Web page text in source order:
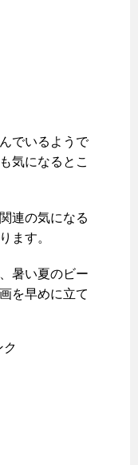
でいるようで
気になるとこ
連の気になる
ます。
暑い夏のビー
を早めに立て
ク